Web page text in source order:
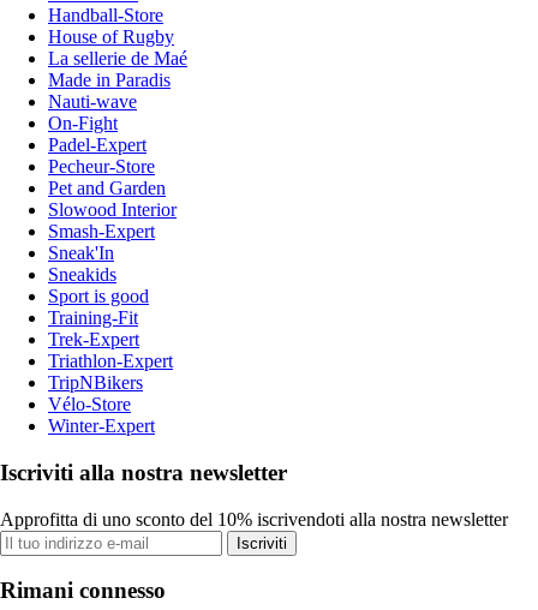
Handball-Store
House of Rugby
La sellerie de Maé
Made in Paradis
Nauti-wave
On-Fight
Padel-Expert
Pecheur-Store
Pet and Garden
Slowood Interior
Smash-Expert
Sneak'In
Sneakids
Sport is good
Training-Fit
Trek-Expert
Triathlon-Expert
TripNBikers
Vélo-Store
Winter-Expert
Iscriviti alla nostra newsletter
Approfitta di uno sconto del 10% iscrivendoti alla nostra newsletter
Iscriviti
Rimani connesso